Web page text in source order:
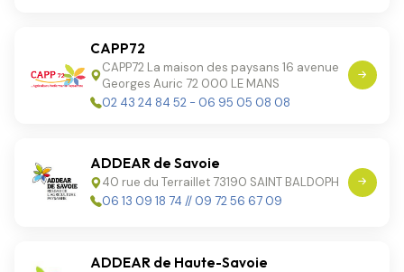
CAPP72
CAPP72 La maison des paysans 16 avenue
Georges Auric 72 000 LE MANS
02 43 24 84 52 - 06 95 05 08 08
ADDEAR de Savoie
40 rue du Terraillet 73190 SAINT BALDOPH
06 13 09 18 74 // 09 72 56 67 09
ADDEAR de Haute-Savoie